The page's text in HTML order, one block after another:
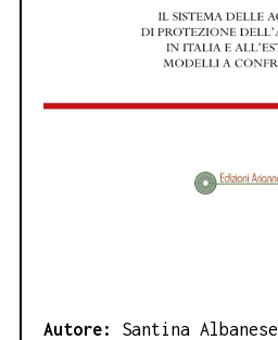
Autore: Santina Albanese